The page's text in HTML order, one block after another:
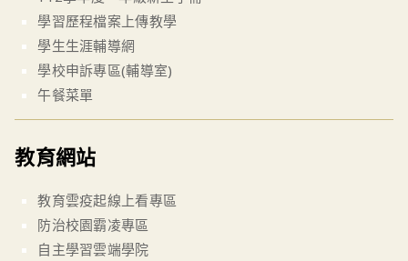
學習歷程檔案上傳教學
學生生涯輔導網
學校申訴專區(輔導室)
午餐菜單
教育網站
教育雲疫起線上看專區
防治校園霸凌專區
自主學習雲端學院